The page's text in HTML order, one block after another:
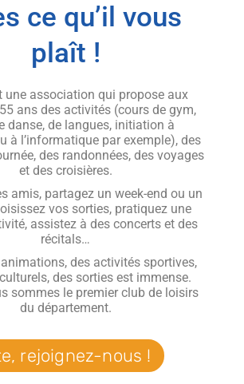
ce qu’il vous
plaît !
une association qui propose aux
ans des activités (cours de gym,
danse, de langues, initiation à
à l’informatique par exemple), des
des randonnées, des voyages
et des croisières.
amis, partagez un week-end ou un
vos sorties, pratiquez une
assistez à des concerts et des
récitals…
des activités sportives,
des sorties est immense.
sommes le premier club de loisirs
du département.
rejoignez-nous !